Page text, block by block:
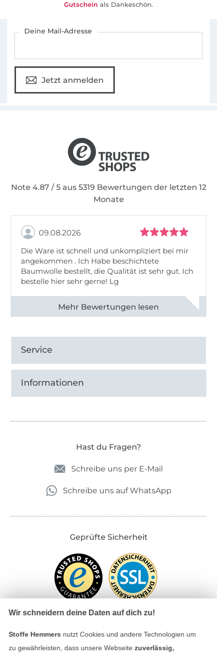
Gutschein als Dankeschön.
Deine Mail-Adresse
Jetzt anmelden
Note 4.87 / 5 aus 5319 Bewertungen der letzten 12
Monate
09.08.2026
Die Ware ist schnell und unkompliziert bei mir
angekommen . Ich Habe beschichtete
Baumwolle bestellt, die Qualität ist sehr gut. Ich
bestelle hier sehr gerne! Lg
Alle 83031 Bewertungen ansehen
Service
Informationen
Hast du Fragen?
Schreibe uns per E-Mail
Schreibe uns auf WhatsApp
Geprüfte Sicherheit
Bezahlen mit
Wir schneidern deine Daten auf dich zu!
Stoffe Hemmers nutzt Cookies und andere Technologien um
zu gewährleisten, dass unsere Webseite zuverlässig,